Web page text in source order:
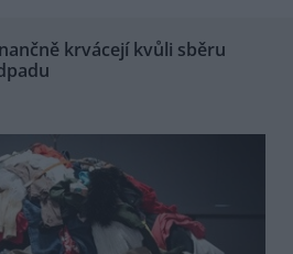
krvácejí kvůli sběru